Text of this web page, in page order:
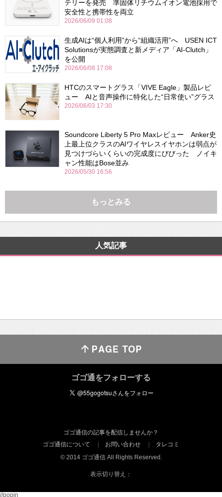
テリーを発売 準固体リチウムイオン電池採用で
安全性と携帯性を両立
2026/06/09 01:08
生成AIは“個人利用”から“組織活用”へ USEN ICT
Solutionsが実態調査と新メディア「AI-Clutch」
を公開
2026/06/08 17:08
HTCのスマートグラス「VIVE Eagle」製品レビ
ュー AIと音声操作に特化した“日常使い”グラス
2026/06/03 17:30
Soundcore Liberty 5 Pro Maxレビュー Anker史
上最上位クラスのAIワイヤレスイヤホンは弱点が
見つけづらいくらいの完成度にびびった ノイキ
ャン性能はBose並み
2026/05/30 16:56
もっとみる
人気記事
ゴゴ通をフォローする
ゴゴ通信の記事を配信しませんか？
ゴゴ通信について
お問い合わせ
タレコミ
© 2014 ゴゴ通信 All Rights Reserved.
表示切り替え：
//popin